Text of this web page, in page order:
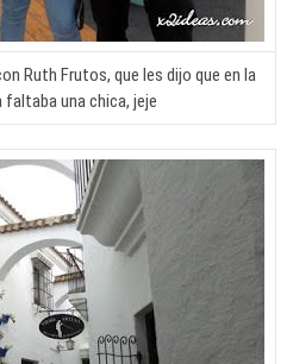
Ruth Frutos, que les dijo que en la
faltaba una chica, jeje